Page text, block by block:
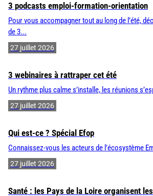
3 podcasts emploi-formation-orientation
Pour vous accompagner tout au long de l’été,
de 3...
27 juillet 2026
3 webinaires à rattraper cet été
Un rythme plus calme s’installe, les réunions
27 juillet 2026
Qui est-ce ? Spécial Efop
Connaissez-vous les acteurs de l’écosystème
27 juillet 2026
Santé : les Pays de la Loire organisent